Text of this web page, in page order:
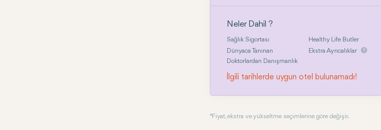
Neler Dahil ?
Sağlık Sigortası Healthy Life Butler
Dünyaca Tanınan
Doktorlardan Danışmanlık
Ekstra Ayrıcalıklar
İlgili tarihlerde uygun otel bulunamadı!
* Fiyat, ekstra ve yükseltme seçimlerine göre değişir.